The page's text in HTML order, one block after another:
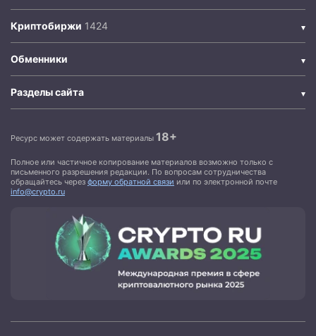
Криптобиржи
Обменники
Разделы сайта
Ресурс может содержать материалы 18+
Полное или частичное копирование материалов возможно только с
письменного разрешения редакции. По вопросам сотрудничества
обращайтесь через форму обратной связи или по электронной почте
info@crypto.ru